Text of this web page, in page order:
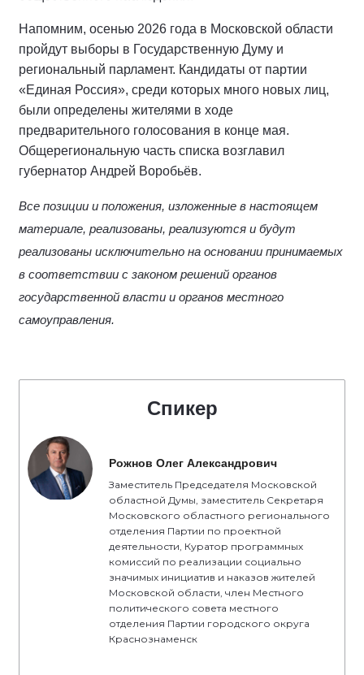
Напомним, осенью 2026 года в Московской области
пройдут выборы в Государственную Думу и
региональный парламент. Кандидаты от партии
«Единая Россия», среди которых много новых лиц,
были определены жителями в ходе
предварительного голосования в конце мая.
Общерегиональную часть списка возглавил
губернатор Андрей Воробьёв.
Все позиции и положения, изложенные в настоящем
материале, реализованы, реализуются и будут
реализованы исключительно на основании принимаемых
в соответствии с законом решений органов
государственной власти и органов местного
самоуправления.
Спикер
Рожнов Олег Александрович
Заместитель Председателя Московской
областной Думы, заместитель Секретаря
Московского областного регионального
отделения Партии по проектной
деятельности, Куратор программных
комиссий по реализации социально
значимых инициатив и наказов жителей
Московской области, член Местного
политического совета местного
отделения Партии городского округа
Краснознаменск